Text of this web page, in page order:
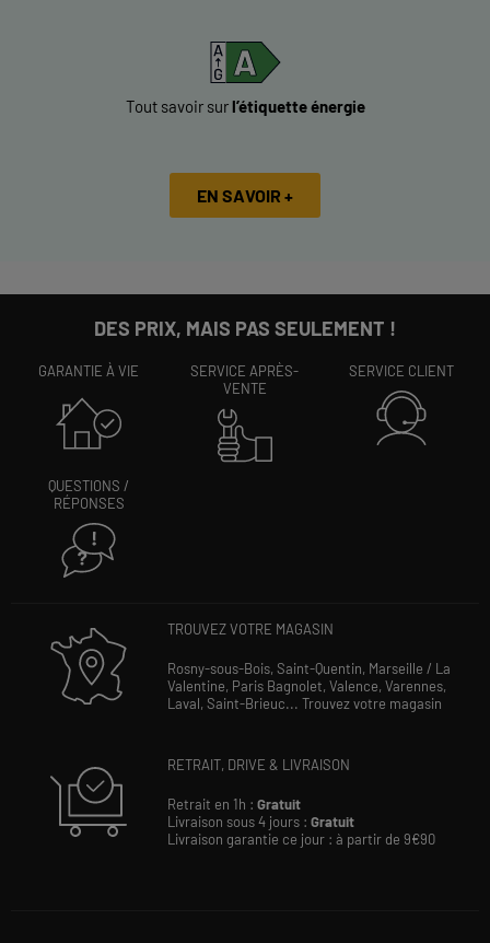
Tout savoir surl’étiquette énergie
EN SAVOIR +
DES PRIX, MAIS PAS SEULEMENT !
GARANTIE À VIE
SERVICE APRÈS-
VENTE
SERVICE CLIENT
QUESTIONS /
RÉPONSES
TROUVEZ VOTRE MAGASIN
Rosny-sous-Bois, Saint-Quentin, Marseille / La
Valentine, Paris Bagnolet, Valence, Varennes,
Laval, Saint-Brieuc... Trouvez votre magasin
RETRAIT, DRIVE & LIVRAISON
Retrait en 1h : Gratuit
Livraison sous 4 jours : Gratuit
Livraison garantie ce jour : à partir de 9€90